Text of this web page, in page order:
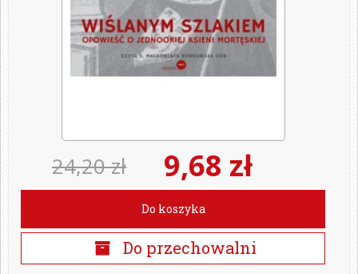
9,68 zł
24,20 zł
Do koszyka
Do przechowalni